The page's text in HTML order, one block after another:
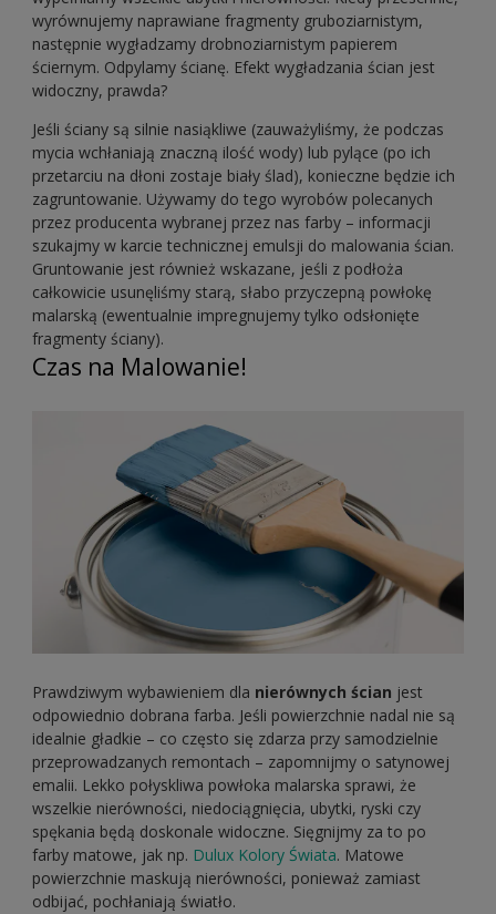
wyrównujemy naprawiane fragmenty gruboziarnistym,
następnie wygładzamy drobnoziarnistym papierem
ściernym. Odpylamy ścianę. Efekt wygładzania ścian jest
widoczny, prawda?
Jeśli ściany są silnie nasiąkliwe (zauważyliśmy, że podczas
mycia wchłaniają znaczną ilość wody) lub pylące (po ich
przetarciu na dłoni zostaje biały ślad), konieczne będzie ich
zagruntowanie. Używamy do tego wyrobów polecanych
przez producenta wybranej przez nas farby – informacji
szukajmy w karcie technicznej emulsji do malowania ścian.
Gruntowanie jest również wskazane, jeśli z podłoża
całkowicie usunęliśmy starą, słabo przyczepną powłokę
malarską (ewentualnie impregnujemy tylko odsłonięte
fragmenty ściany).
Czas na Malowanie!
Prawdziwym wybawieniem dla nierównych ścian jest
odpowiednio dobrana farba. Jeśli powierzchnie nadal nie są
idealnie gładkie – co często się zdarza przy samodzielnie
przeprowadzanych remontach – zapomnijmy o satynowej
emalii. Lekko połyskliwa powłoka malarska sprawi, że
wszelkie nierówności, niedociągnięcia, ubytki, ryski czy
spękania będą doskonale widoczne. Sięgnijmy za to po
farby matowe, jak np. Dulux Kolory Świata. Matowe
powierzchnie maskują nierówności, ponieważ zamiast
odbijać, pochłaniają światło.